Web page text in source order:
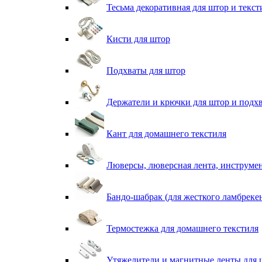
Тесьма декоративная для штор и
Кисти для штор
Подхваты для штор
Держатели и крючки для штор и
Кант для домашнего текстиля
Люверсы, люверсная лента,
Бандо-шабрак (для жесткого
Термостежка для домашнего текстиля
Утяжелители и магнитные ленты для